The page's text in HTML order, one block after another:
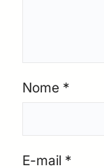
Nome *
E-mail *